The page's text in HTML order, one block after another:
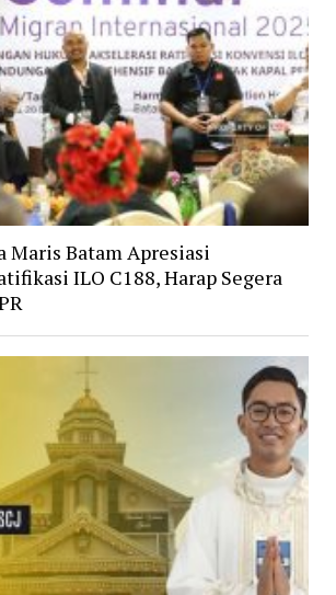
Batam Apresiasi
ILO C188, Harap Segera